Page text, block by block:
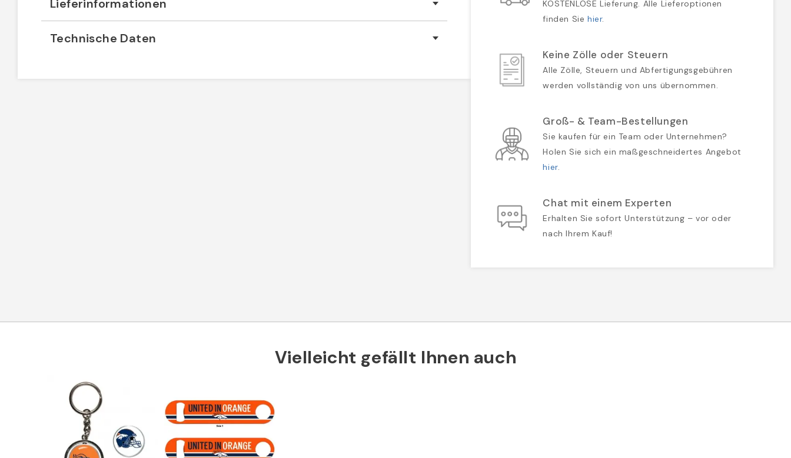
Lieferinformationen
Technische Daten
KOSTENLOSE Lieferung. Alle Lieferoptionen
finden Sie hier.
Keine Zölle oder Steuern
Alle Zölle, Steuern und Abfertigungsgebühren
werden vollständig von uns übernommen.
Groß- & Team-Bestellungen
Sie kaufen für ein Team oder Unternehmen?
Holen Sie sich ein maßgeschneidertes Angebot
hier.
Chat mit einem Experten
Erhalten Sie sofort Unterstützung – vor oder
nach Ihrem Kauf!
Vielleicht gefällt Ihnen auch